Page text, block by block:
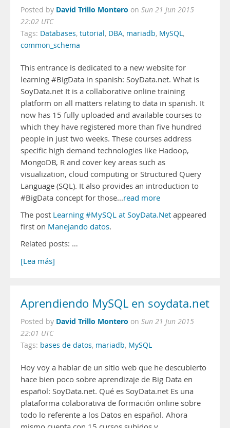
Posted by David Trillo Montero on Sun 21 Jun 2015
22:02 UTC
Tags: Databases, tutorial, DBA, mariadb, MySQL,
common_schema
This entrance is dedicated to a new website for
learning #BigData in spanish: SoyData.net. What is
SoyData.net It is a collaborative online training
platform on all matters relating to data in spanish. It
now has 15 fully uploaded and available courses to
which they have registered more than five hundred
people in just two weeks. These courses address
specific high demand technologies like Hadoop,
MongoDB, R and cover key areas such as
visualization, cloud computing or Structured Query
Language (SQL). It also provides an introduction to
#BigData concept for those...read more
The post Learning #MySQL at SoyData.Net appeared
first on Manejando datos.
Related posts: …
[Lea más]
Aprendiendo MySQL en soydata.net
Posted by David Trillo Montero on Sun 21 Jun 2015
22:01 UTC
Tags: bases de datos, mariadb, MySQL
Hoy voy a hablar de un sitio web que he descubierto
hace bien poco sobre aprendizaje de Big Data en
español: SoyData.net. Qué es SoyData.net Es una
plataforma colaborativa de formación online sobre
todo lo referente a los Datos en español. Ahora